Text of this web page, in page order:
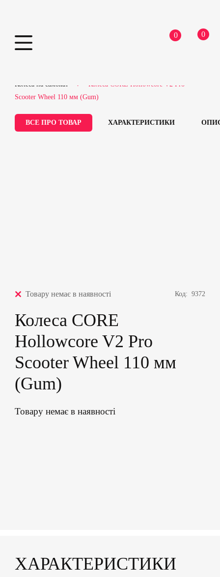
content
0 0
Колеса на самокат
Колеса CORE Hollowcore V2 Pro
Scooter Wheel 110 мм (Gum)
ВСЕ ПРО ТОВАР ХАРАКТЕРИСТИКИ
Товару немає в наявності Код:9372
Колеса CORE
Hollowcore V2 Pro
Scooter Wheel 110 мм
(Gum)
Товару немає в наявності
ХАРАКТЕРИСТИКИ